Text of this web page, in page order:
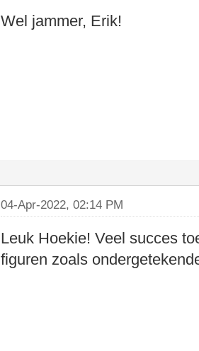
Wel jammer, Erik!
04-Apr-2022, 02:14 PM
Leuk Hoekie! Veel succes
figuren zoals